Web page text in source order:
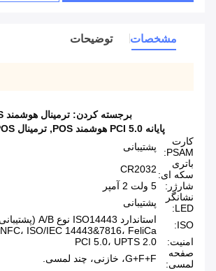
مشخصات توضیحات
برجسته کردن: ترمینال هوشمند POS کارت PSAM
پایانه PCI 5.0 هوشمند POS
, ترمینال POS دستی 5.5 اینچی
کارت
PSAM:
پشتیبانی
باتری
سکه ای: CR2032
شارژر:
5 ولت 2 آمپر
نشانگر
LED:
پشتیبانی
ISO:
NFC، ISO/IEC 14443&7816، FeliCa)
امنیت:
PCI 5.0، UPTS 2.0
صفحه
لمسی:
G+F+F، خازنی، چند لمسی.